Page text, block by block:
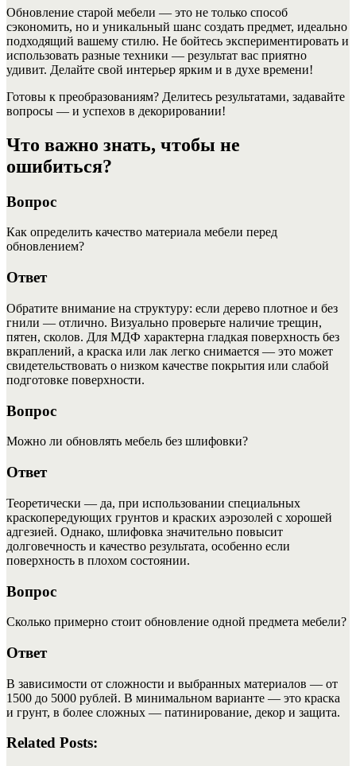
Обновление старой мебели — это не только способ
сэкономить, но и уникальный шанс создать предмет, идеально
подходящий вашему стилю. Не бойтесь экспериментировать и
использовать разные техники — результат вас приятно
удивит. Делайте свой интерьер ярким и в духе времени!
Готовы к преобразованиям? Делитесь результатами, задавайте
вопросы — и успехов в декорировании!
Что важно знать, чтобы не
ошибиться?
Вопрос
Как определить качество материала мебели перед
обновлением?
Ответ
Обратите внимание на структуру: если дерево плотное и без
гнили — отлично. Визуально проверьте наличие трещин,
пятен, сколов. Для МДФ характерна гладкая поверхность без
вкраплений, а краска или лак легко снимается — это может
свидетельствовать о низком качестве покрытия или слабой
подготовке поверхности.
Вопрос
Можно ли обновлять мебель без шлифовки?
Ответ
Теоретически — да, при использовании специальных
краскопередующих грунтов и краских аэрозолей с хорошей
адгезией. Однако, шлифовка значительно повысит
долговечность и качество результата, особенно если
поверхность в плохом состоянии.
Вопрос
Сколько примерно стоит обновление одной предмета мебели?
Ответ
В зависимости от сложности и выбранных материалов — от
1500 до 5000 рублей. В минимальном варианте — это краска
и грунт, в более сложных — патинирование, декор и защита.
Related Posts: